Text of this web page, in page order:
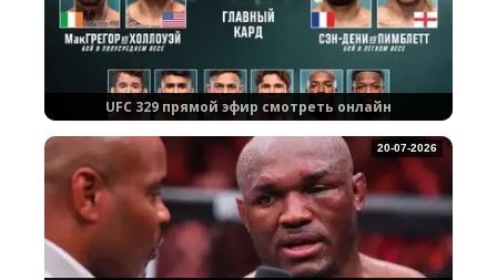
UFC 329 прямой эфир смотреть онлайн
20-07-2026